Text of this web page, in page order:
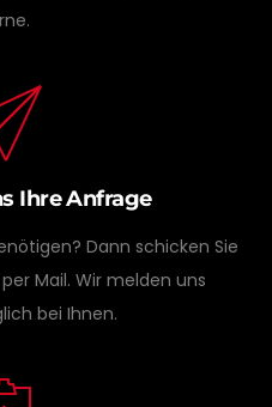
Ihre Anfrage
Dann schicken Sie
Mail. Wir melden uns
bei Ihnen.